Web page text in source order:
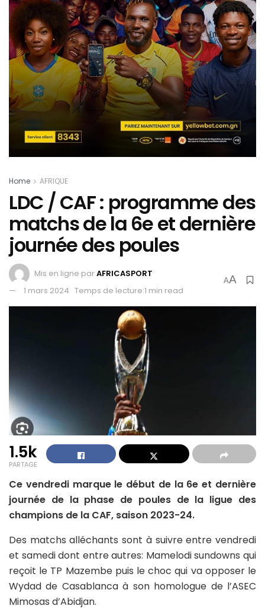
Home AFRIQUE
LDC / CAF : programme des
matchs de la 6e et dernière
journée des poules
Mis en ligne parAFRICASPORT
1 mars 2024 Temps de lecture:1 min read
AA
1.5k
PARTAGE
Ce vendredi marque le début de la 6e et dernière
journée de la phase de poules de la ligue des
champions de la CAF, saison 2023-24.
Des matchs alléchants sont à suivre entre vendredi
et samedi dont entre autres: Mamelodi sundowns qui
reçoit le TP Mazembe puis le choc qui va opposer le
Wydad de Casablanca à son homologue de l’ASEC
Mimosas d’Abidjan.